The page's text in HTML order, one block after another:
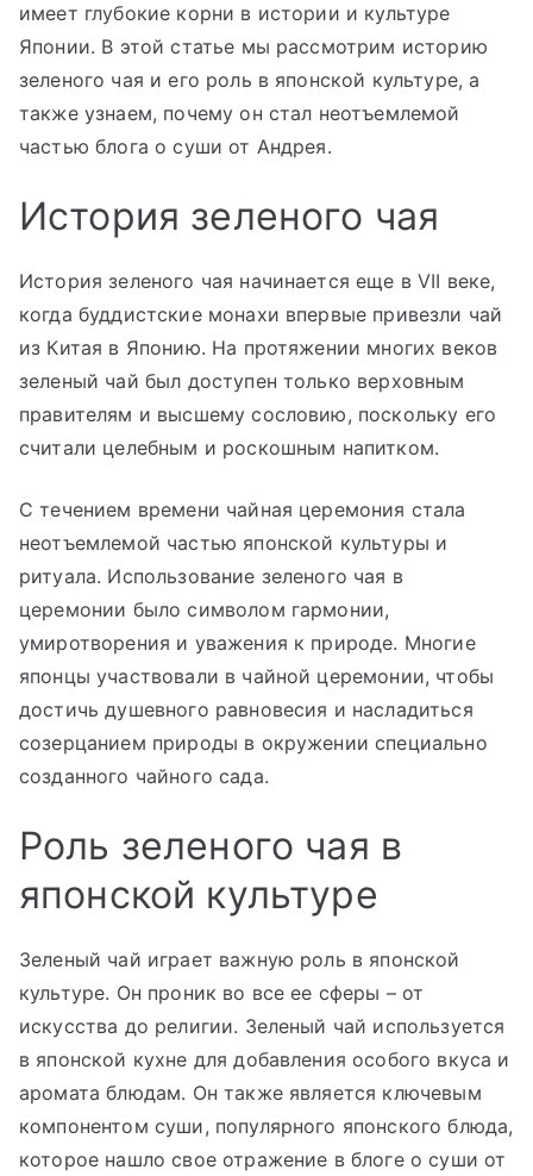
имеет глубокие корни в истории и культуре
Японии. В этой статье мы рассмотрим историю
зеленого чая и его роль в японской культуре, а
также узнаем, почему он стал неотъемлемой
частью блога о суши от Андрея.
История зеленого чая
История зеленого чая начинается еще в VII веке,
когда буддистские монахи впервые привезли чай
из Китая в Японию. На протяжении многих веков
зеленый чай был доступен только верховным
правителям и высшему сословию, поскольку его
считали целебным и роскошным напитком.
С течением времени чайная церемония стала
неотъемлемой частью японской культуры и
ритуала. Использование зеленого чая в
церемонии было символом гармонии,
умиротворения и уважения к природе. Многие
японцы участвовали в чайной церемонии, чтобы
достичь душевного равновесия и насладиться
созерцанием природы в окружении специально
созданного чайного сада.
Роль зеленого чая в
японской культуре
Зеленый чай играет важную роль в японской
культуре. Он проник во все ее сферы – от
искусства до религии. Зеленый чай используется
в японской кухне для добавления особого вкуса и
аромата блюдам. Он также является ключевым
компонентом суши, популярного японского блюда,
которое нашло свое отражение в блоге о суши от